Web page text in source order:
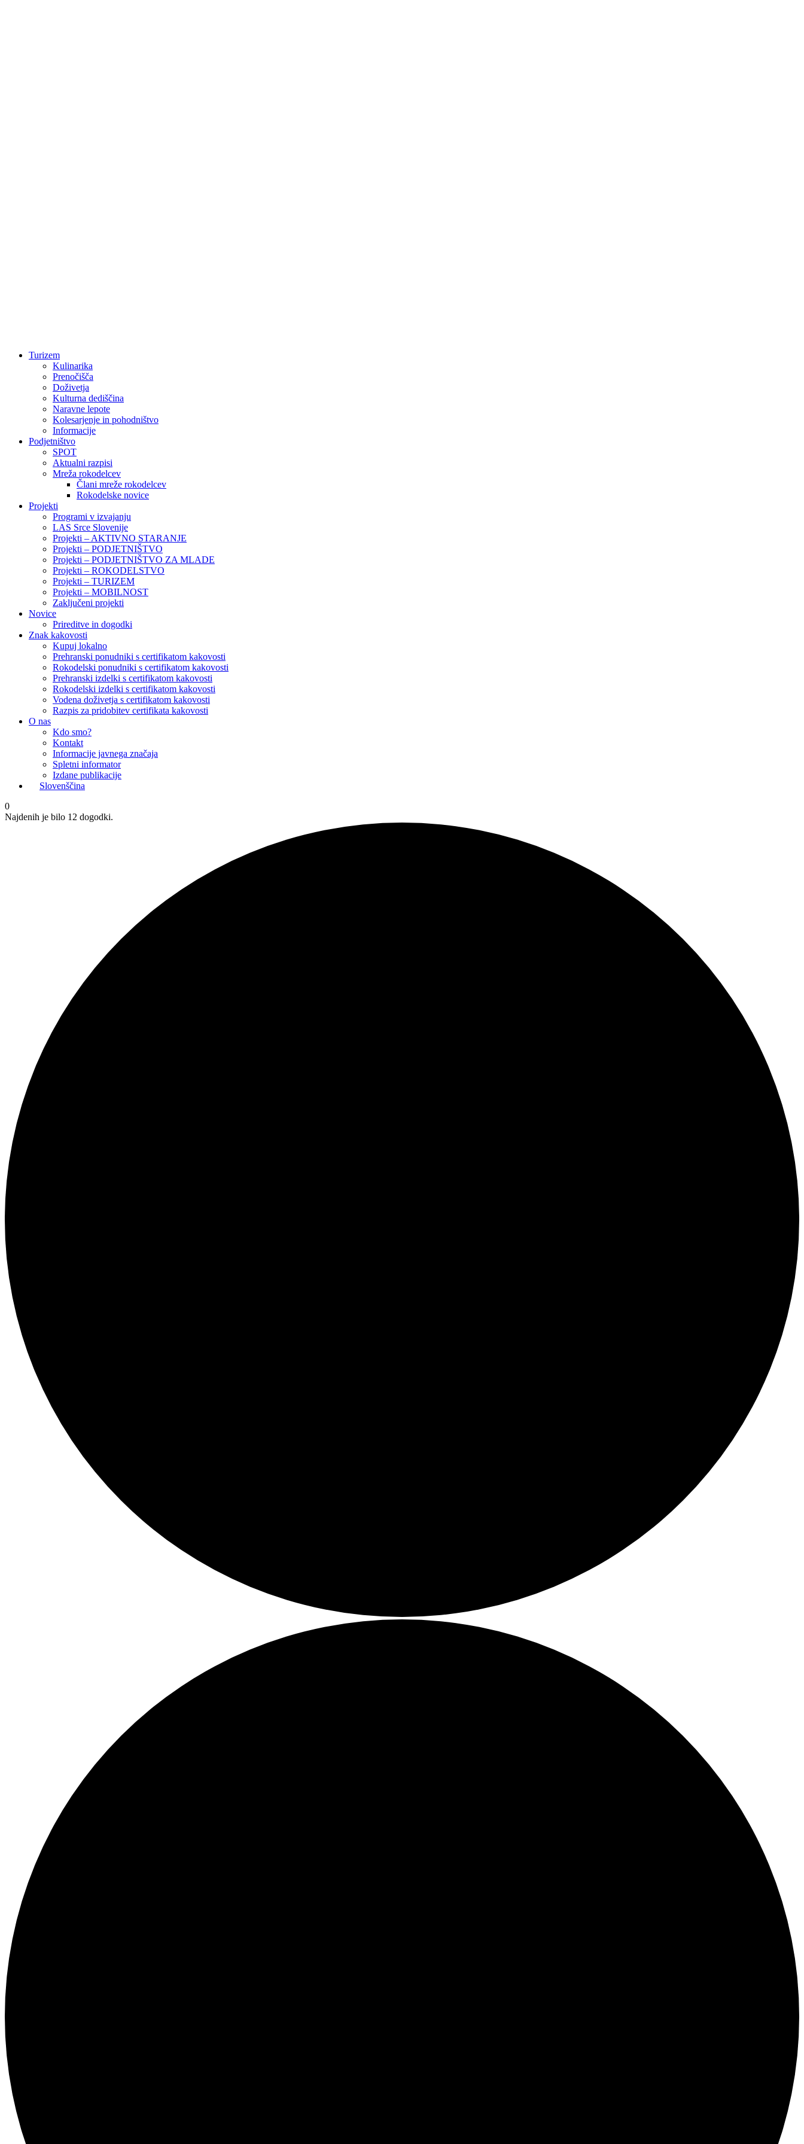
Turizem
Kulinarika
Prenočišča
Doživetja
Kulturna dediščina
Naravne lepote
Kolesarjenje in pohodništvo
Informacije
Podjetništvo
SPOT
Aktualni razpisi
Mreža rokodelcev
Člani mreže rokodelcev
Rokodelske novice
Projekti
Programi v izvajanju
LAS Srce Slovenije
Projekti – AKTIVNO STARANJE
Projekti – PODJETNIŠTVO
Projekti – PODJETNIŠTVO ZA MLADE
Projekti – ROKODELSTVO
Projekti – TURIZEM
Projekti – MOBILNOST
Zaključeni projekti
Novice
Prireditve in dogodki
Znak kakovosti
Kupuj lokalno
Prehranski ponudniki s certifikatom kakovosti
Rokodelski ponudniki s certifikatom kakovosti
Prehranski izdelki s certifikatom kakovosti
Rokodelski izdelki s certifikatom kakovosti
Vodena doživetja s certifikatom kakovosti
Razpis za pridobitev certifikata kakovosti
O nas
Kdo smo?
Kontakt
Informacije javnega značaja
Spletni informator
Izdane publikacije
Slovenščina
0
Najdenih je bilo 12 dogodki.